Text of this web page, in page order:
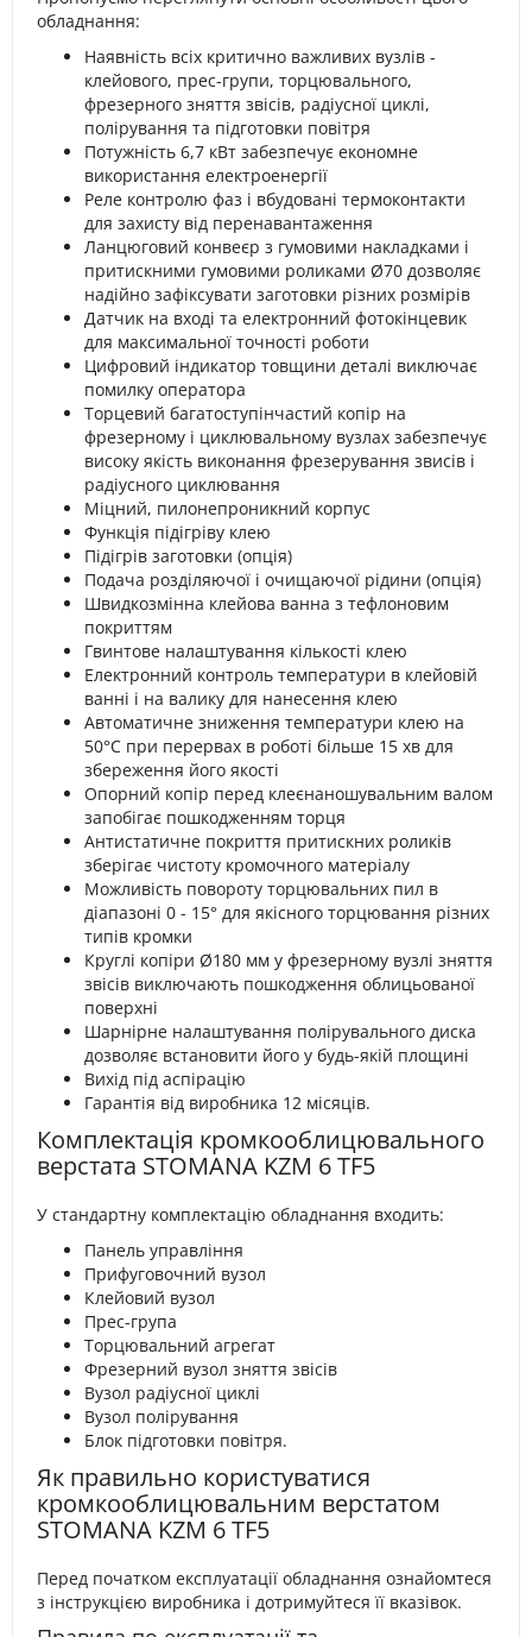
обладнання:
Наявність всіх критично важливих вузлів -
клейового, прес-групи, торцювального,
фрезерного зняття звісів, радіусної циклі,
полірування та підготовки повітря
Потужність 6,7 кВт забезпечує економне
використання електроенергії
Реле контролю фаз і вбудовані термоконтакти
для захисту від перенавантаження
Ланцюговий конвеєр з гумовими накладками і
притискними гумовими роликами Ø70 дозволяє
надійно зафіксувати заготовки різних розмірів
Датчик на вході та електронний фотокінцевик
для максимальної точності роботи
Цифровий індикатор товщини деталі виключає
помилку оператора
Торцевий багатоступінчастий копір на
фрезерному і циклювальному вузлах забезпечує
високу якість виконання фрезерування звисів і
радіусного циклювання
Міцний, пилонепроникний корпус
Функція підігріву клею
Підігрів заготовки (опція)
Подача розділяючої і очищаючої рідини (опція)
Швидкозмінна клейова ванна з тефлоновим
покриттям
Гвинтове налаштування кількості клею
Електронний контроль температури в клейовій
ванні і на валику для нанесення клею
Автоматичне зниження температури клею на
50°C при перервах в роботі більше 15 хв для
збереження його якості
Опорний копір перед клеєнаношувальним валом
запобігає пошкодженням торця
Антистатичне покриття притискних роликів
зберігає чистоту кромочного матеріалу
Можливість повороту торцювальних пил в
діапазоні 0 - 15° для якісного торцювання різних
типів кромки
Круглі копіри Ø180 мм у фрезерному вузлі зняття
звісів виключають пошкодження облицьованої
поверхні
Шарнірне налаштування полірувального диска
дозволяє встановити його у будь-якій площині
Вихід під аспірацію
Гарантія від виробника 12 місяців.
Комплектація кромкооблицювального
верстата STOMANA KZM 6 TF5
У стандартну комплектацію обладнання входить:
Панель управління
Прифуговочний вузол
Клейовий вузол
Прес-група
Торцювальний агрегат
Фрезерний вузол зняття звісів
Вузол радіусної циклі
Вузол полірування
Блок підготовки повітря.
Як правильно користуватися
кромкооблицювальним верстатом
STOMANA KZM 6 TF5
Перед початком експлуатації обладнання ознайомтеся
з інструкцією виробника і дотримуйтеся її вказівок.